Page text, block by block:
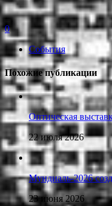
0
События
Похожие публикации
Оптическая
22 июля 2026
Мундиаль-2026
23 июня 2026